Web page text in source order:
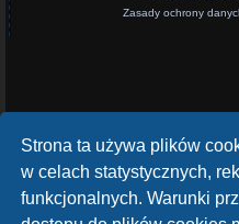
Strona ta używa plików
w celach statystycznych,
funkcjonalnych. Warunki
Zasady ochrony
openATV Forum
https://www.opena.tv/